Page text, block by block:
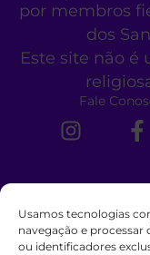
Usamos tecnologias
navegação e
ou identificadores
por membros
dos
Este site não é
Fale